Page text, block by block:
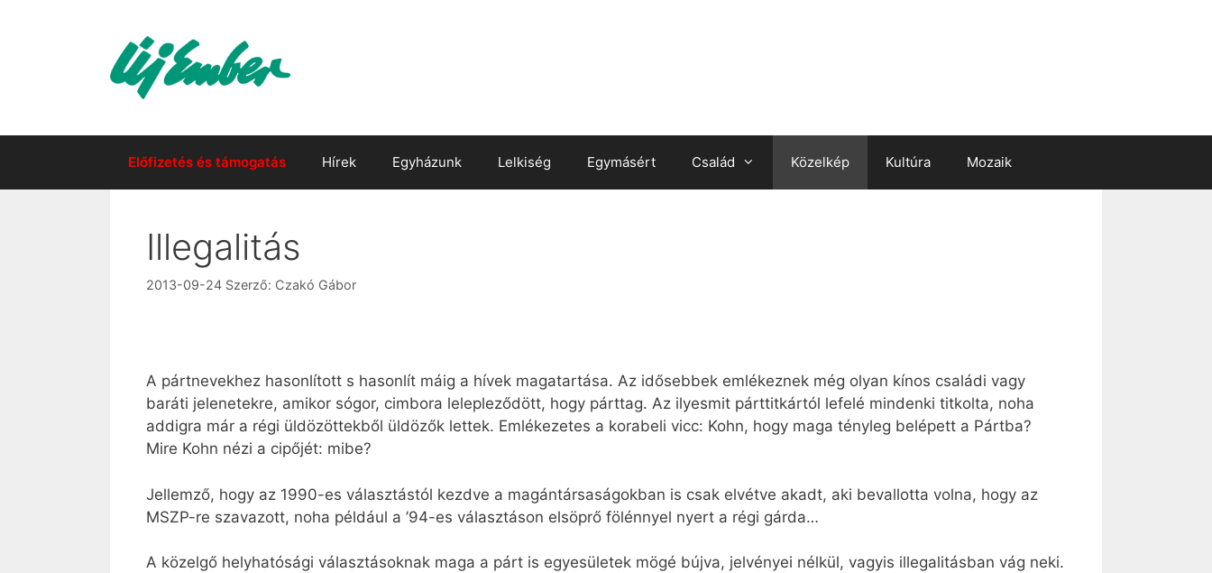
Előfizetés és támogatás Hírek Egyházunk Lelkiség Egymásért Család Közelkép Kultúra Mozaik
Illegalitás
2013-09-24 Szerző: Czakó Gábor
A pártnevekhez hasonlított s hasonlít máig a hívek magatartása. Az idősebbek emlékeznek még olyan kínos családi vagy
baráti jelenetekre, amikor sógor, cimbora lelepleződött, hogy párttag. Az ilyesmit párttitkártól lefelé mindenki titkolta, noha
addigra már a régi üldözöttekből üldözők lettek. Emlékezetes a korabeli vicc: Kohn, hogy maga tényleg belépett a Pártba?
Mire Kohn nézi a cipőjét: mibe?
Jellemző, hogy az 1990-es választástól kezdve a magántársaságokban is csak elvétve akadt, aki bevallotta volna, hogy az
MSZP-re szavazott, noha például a ’94-es választáson elsöprő fölénnyel nyert a régi gárda…
A közelgő helyhatósági választásoknak maga a párt is egyesületek mögé bújva, jelvényei nélkül, vagyis illegalitásban vág neki.